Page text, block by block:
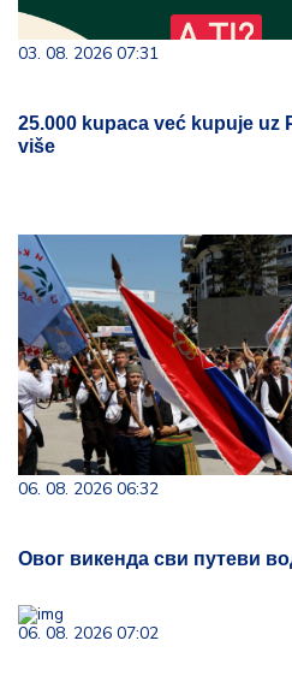
03. 08. 2026 07:31
25.000 kupaca već kupuje uz
više
06. 08. 2026 06:32
Овог викенда сви путеви
06. 08. 2026 07:02